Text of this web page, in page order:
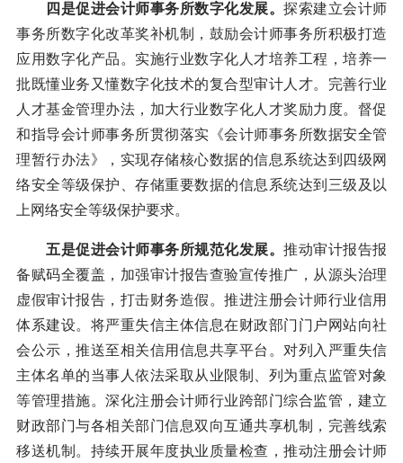
四是促进会计师事务所数字化发展。 探索建立会计师
事务所数字化改革奖补机制，鼓励会计师事务所积极打造
应用数字化产品。实施行业数字化人才培养工程，培养一
批既懂业务又懂数字化技术的复合型审计人才。完善行业
人才基金管理办法，加大行业数字化人才奖励力度。督促
和指导会计师事务所贯彻落实《会计师事务所数据安全管
理暂行办法》，实现存储核心数据的信息系统达到四级网
络安全等级保护、存储重要数据的信息系统达到三级及以
上网络安全等级保护要求。
五是促进会计师事务所规范化发展。 推动审计报告报
备赋码全覆盖，加强审计报告查验宣传推广，从源头治理
虚假审计报告，打击财务造假。推进注册会计师行业信用
体系建设。将严重失信主体信息在财政部门门户网站向社
会公示，推送至相关信用信息共享平台。对列入严重失信
主体名单的当事人依法采取从业限制、列为重点监管对象
等管理措施。深化注册会计师行业跨部门综合监管，建立
财政部门与各相关部门信息双向互通共享机制，完善线索
移送机制。持续开展年度执业质量检查，推动注册会计师